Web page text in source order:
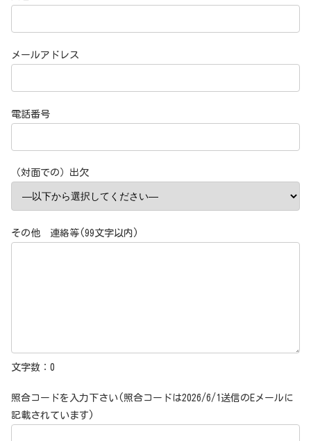
メールアドレス
電話番号
（対面での）出欠
その他 連絡等(99文字以内)
文字数： 0
照合コードを入力下さい(照合コードは2026/6/1送信のEメールに
記載されています)